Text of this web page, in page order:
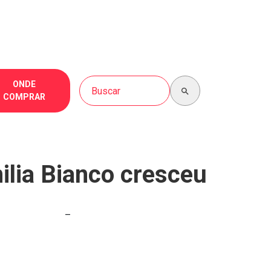
ONDE
COMPRAR
Buscar no site
Bianco cresceu
–